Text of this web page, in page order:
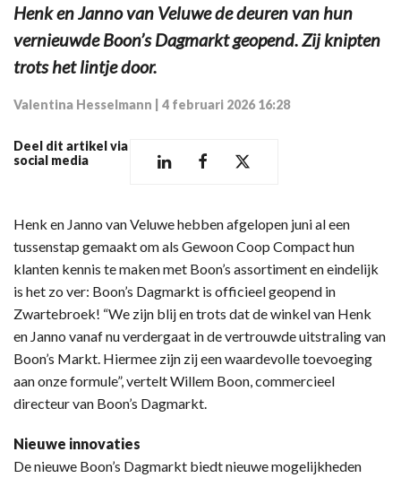
Henk en Janno van Veluwe de deuren van hun
vernieuwde Boon’s Dagmarkt geopend. Zij knipten
trots het lintje door.
Valentina Hesselmann 4 februari 2026 16:28
Deel dit artikel via
social media
Henk en Janno van Veluwe hebben afgelopen juni al een
tussenstap gemaakt om als Gewoon Coop Compact hun
klanten kennis te maken met Boon’s assortiment en eindelijk
is het zo ver: Boon’s Dagmarkt is officieel geopend in
Zwartebroek! “We zijn blij en trots dat de winkel van Henk
en Janno vanaf nu verdergaat in de vertrouwde uitstraling van
Boon’s Markt. Hiermee zijn zij een waardevolle toevoeging
aan onze formule”, vertelt Willem Boon, commercieel
directeur van Boon’s Dagmarkt.
Nieuwe innovaties
De nieuwe Boon’s Dagmarkt biedt nieuwe mogelijkheden